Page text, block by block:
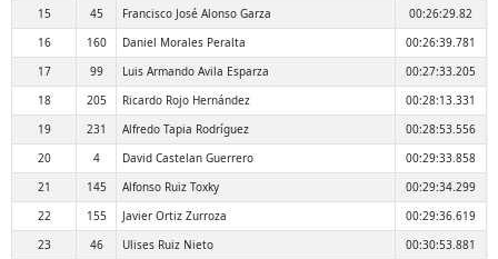
15
45 Francisco José Alonso Garza
00:26:29.82
16
160 Daniel Morales Peralta
00:26:39.781
17
99 Luis Armando Avila Esparza
00:27:33.205
18
205 Ricardo Rojo Hernández
00:28:13.331
19
231 Alfredo Tapia Rodríguez
00:28:53.556
20
4 David Castelan Guerrero
00:29:33.858
21
145 Alfonso Ruiz Toxky
00:29:34.299
22
155 Javier Ortiz Zurroza
00:29:36.619
23
46 Ulises Ruiz Nieto
00:30:53.881